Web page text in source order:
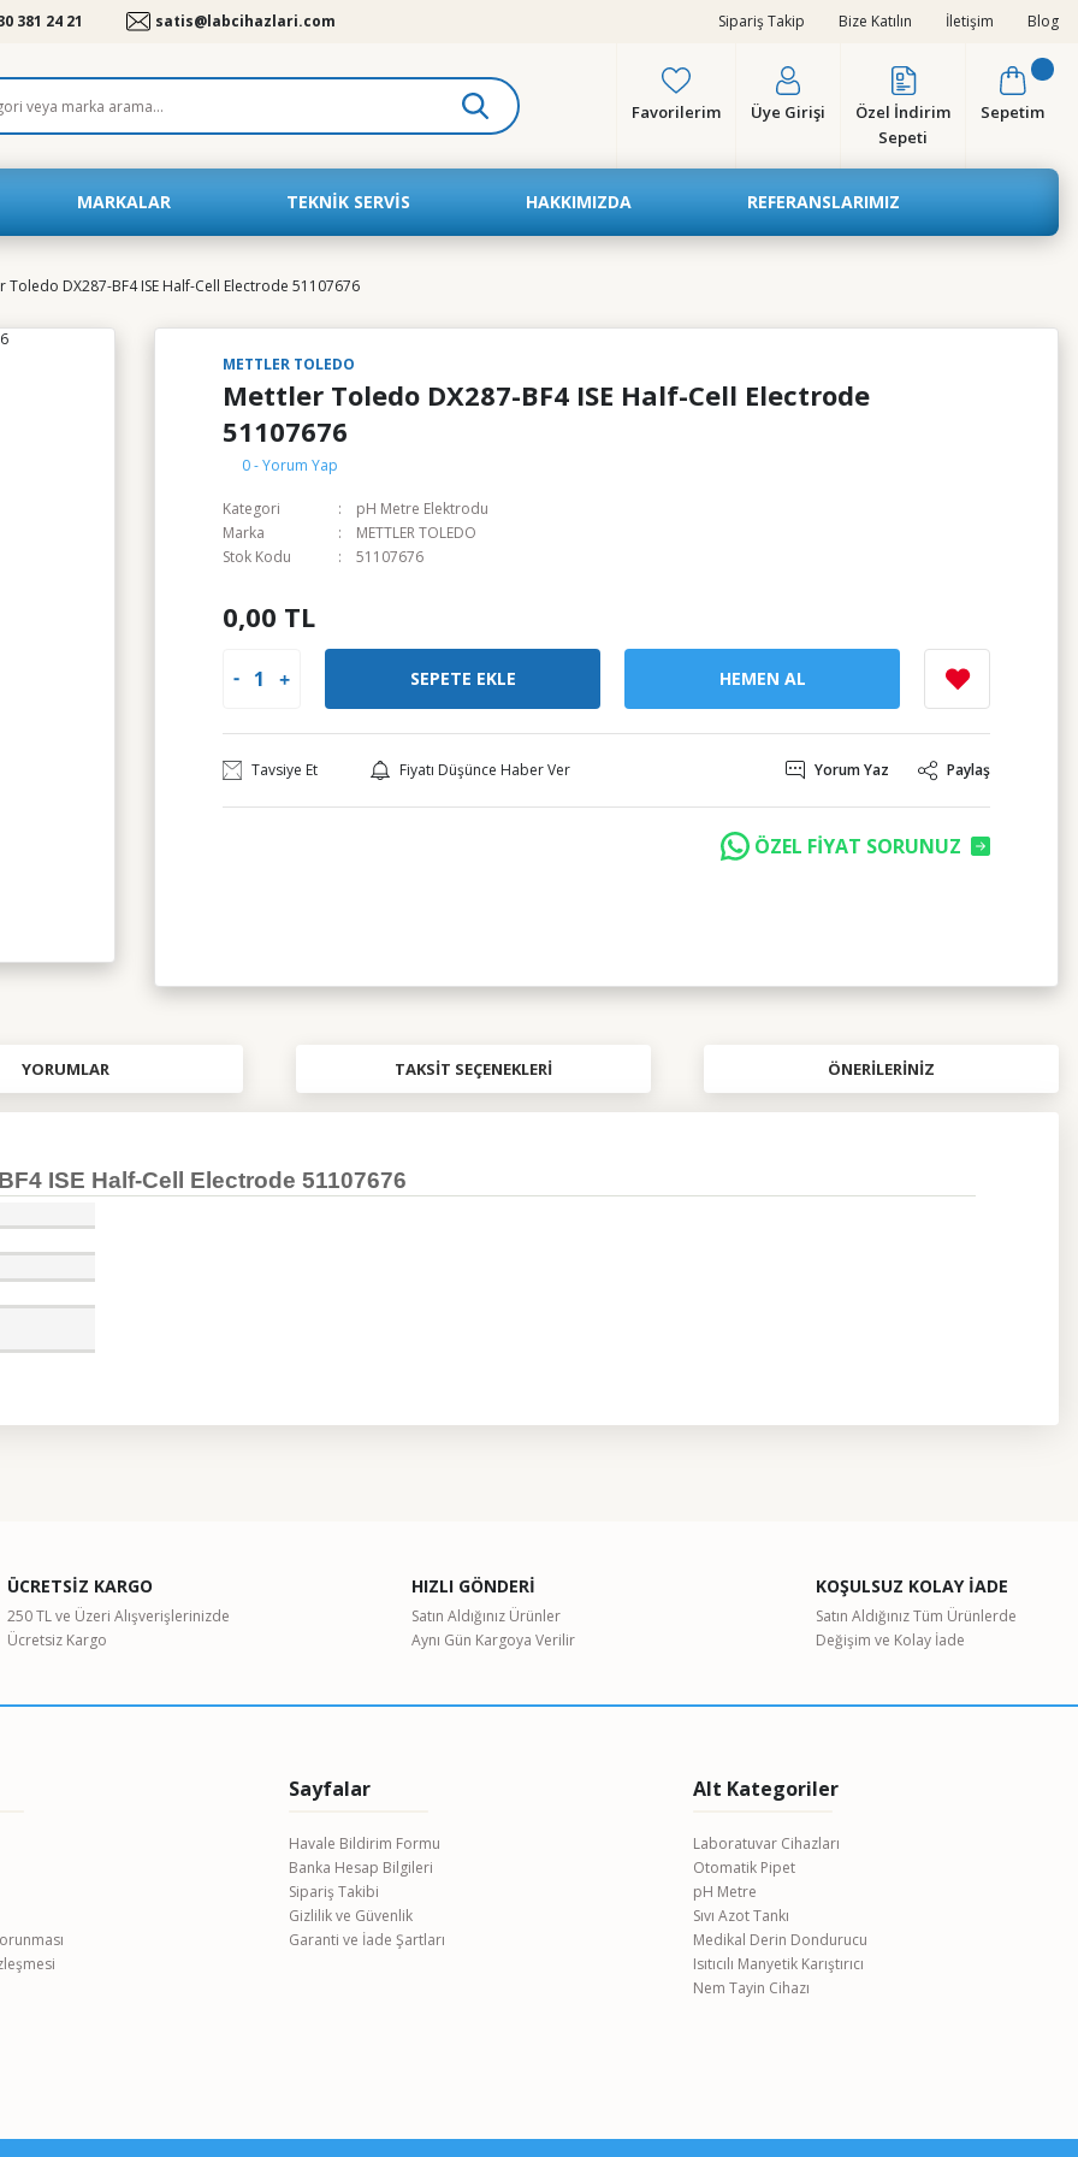
381 24 21 satis@labcihazlari.com Sipariş Takip Bize Katılın İletişim Blog
Favorilerim Üye Girişi
Özel İndirim
Sepeti
Sepetim
MARKALAR TEKNIK SERVIS HAKKIMIZDA REFERANSLARIMIZ
Toledo DX287-BF4 ISE Half-Cell Electrode 51107676
METTLER TOLEDO
Mettler Toledo DX287-BF4 ISE Half-Cell Electrode
51107676
0 - Yorum Yap
Kategori
pH Metre Elektrodu
Marka
METTLER TOLEDO
Stok Kodu
51107676
0,00 TL
SEPETE EKLE HEMEN AL
Tavsiye Et Fiyatı Düşünce Haber Ver Yorum Yaz Paylaş
ÖZEL FİYAT SORUNUZ
YORUMLAR TAKSIT SEÇENEKLERI ÖNERILERINIZ
ISE Half-Cell Electrode 51107676
Gönder
ÜCRETSİZ KARGO
250 TL ve Üzeri Alışverişlerinizde
Ücretsiz Kargo
HIZLI GÖNDERİ
Satın Aldığınız Ürünler
Aynı Gün Kargoya Verilir
KOŞULSUZ KOLAY İADE
Satın Aldığınız Tüm Ürünlerde
Değişim ve Kolay İade
Sayfalar
Havale Bildirim Formu
Banka Hesap Bilgileri
Sipariş Takibi
Gizlilik ve Güvenlik
Garanti ve İade Şartları
Alt Kategoriler
Laboratuvar Cihazları
Otomatik Pipet
pH Metre
Sıvı Azot Tankı
Medikal Derin Dondurucu
Isıtıcılı Manyetik Karıştırıcı
Nem Tayin Cihazı